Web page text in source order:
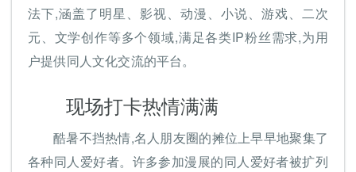
法下,涵盖了明星、影视、动漫、小说、游戏、二次
元、文学创作等多个领域,满足各类IP粉丝需求,为用
户提供同人文化交流的平台。
现场打卡热情满满
酷暑不挡热情,名人朋友圈的摊位上早早地聚集了
各种同人爱好者。许多参加漫展的同人爱好者被扩列